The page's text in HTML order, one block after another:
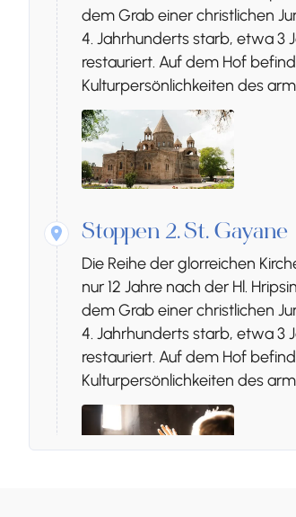
dem Grab einer christlichen
4. Jahrhunderts starb, etwa 3
restauriert. Auf dem Hof
Kulturpersönlichkeiten des
Stoppen 2.St. Gayane
Die Reihe der glorreichen
nur 12 Jahre nach der Hl.
dem Grab einer christlichen
4. Jahrhunderts starb, etwa 3
restauriert. Auf dem Hof
Kulturpersönlichkeiten des